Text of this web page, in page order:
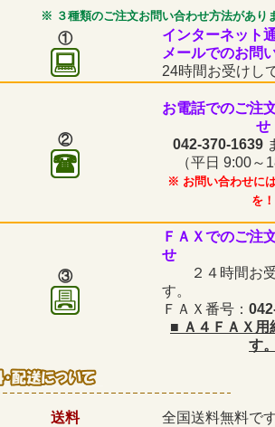
※ ３種類のご注文お問い合わせ方法があり
①
インターネット
メールでのお問
24時間お受けし
②
お電話でのご注
せ
042-370-1639
（平日 9:00～
※ お問い合わせに
を！
③
ＦＡＸでのご注
せ
２４時間お受
す。
ＦＡＸ番号：
■ Ａ４ＦＡＸ
す。
送料 全国送料無料です